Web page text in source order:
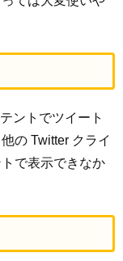
ントでツイート
の Twitter クライ
で表示できなか